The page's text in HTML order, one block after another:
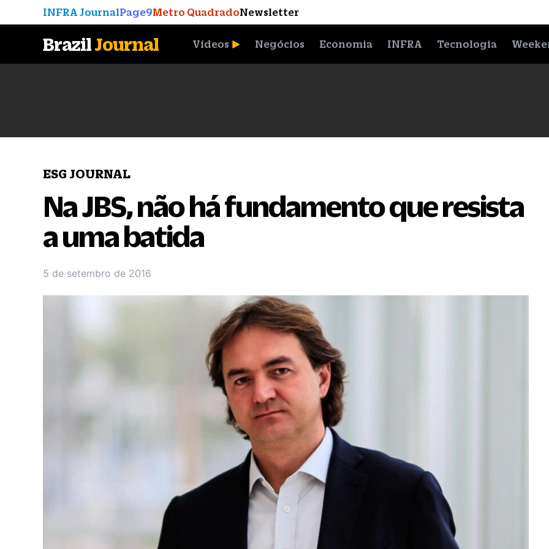
INFRA JournalPage9Metro QuadradoNewsletter
BrazilJournal Vídeos Negócios Economia INFRA Tecnologia
ESG JOURNAL
Na JBS, não há fundamento que resista
a uma batida
5 de setembro de 2016